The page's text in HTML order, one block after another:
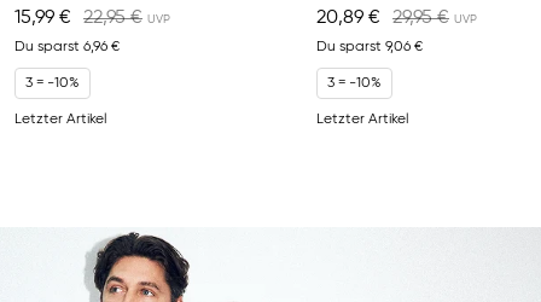
15,99 €
22,95 €
Du sparst 6,96 €
3 = -10%
Letzter Artikel
20,89 €
29,95 €
Du sparst 9,06 €
3 = -10%
Letzter Artikel